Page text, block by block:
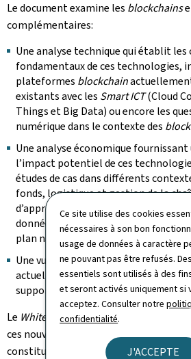
Ce site utilise des cookies
nécessaires à son bon
usage de données à caractère
ne pouvant pas être refusés.
essentiels sont utilisés à des
et seront activés uniquement si
acceptez. Consulter notre
confidentialité.
J'ACCEPTE
Le document examine les blockchains
complémentaires:
Une analyse technique qui établit les
fondamentaux de ces technologies,
plateformes blockchain
existants avec les Smart ICT(Cloud
Things et Big Data) ou encore les
numérique dans le contexte des
Une analyse économique fournissant
l’impact potentiel de ces
études de cas dans différents
fonds, logistique et gestion de la
d’approvisionnement, identité
données – illustrées par des
plan national;
Une vue globale des activités de
actuellement menées au niveau
supporter les futurs
Le White Papera pour objectif de
ces nouveaux concepts pour le
constituer un outil utile pour en saisir